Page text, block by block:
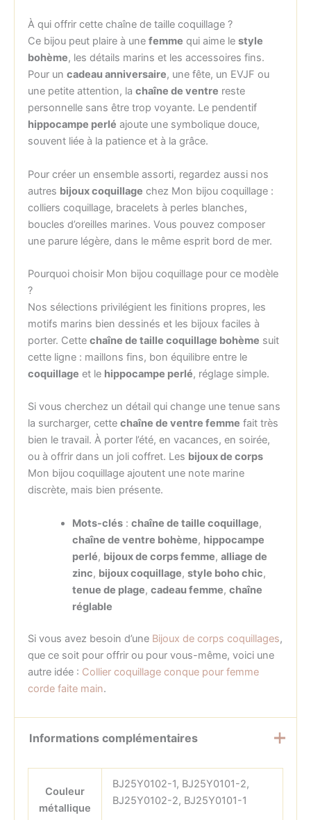
À qui offrir cette chaîne de taille coquillage ?
Ce bijou peut plaire à une femme qui aime le style
bohème, les détails marins et les accessoires fins.
Pour un cadeau anniversaire, une fête, un EVJF ou
une petite attention, la chaîne de ventre reste
personnelle sans être trop voyante. Le pendentif
hippocampe perlé ajoute une symbolique douce,
souvent liée à la patience et à la grâce.
Pour créer un ensemble assorti, regardez aussi nos
autres bijoux coquillage chez Mon bijou coquillage :
colliers coquillage, bracelets à perles blanches,
boucles d’oreilles marines. Vous pouvez composer
une parure légère, dans le même esprit bord de mer.
Pourquoi choisir Mon bijou coquillage pour ce modèle
?
Nos sélections privilégient les finitions propres, les
motifs marins bien dessinés et les bijoux faciles à
porter. Cette chaîne de taille coquillage bohème suit
cette ligne : maillons fins, bon équilibre entre le
coquillage et le hippocampe perlé, réglage simple.
Si vous cherchez un détail qui change une tenue sans
la surcharger, cette chaîne de ventre femme fait très
bien le travail. À porter l’été, en vacances, en soirée,
ou à offrir dans un joli coffret. Les bijoux de corps
Mon bijou coquillage ajoutent une note marine
discrète, mais bien présente.
Mots-clés: chaîne de taille coquillage,
chaîne de ventre bohème, hippocampe
perlé, bijoux de corps femme, alliage de
zinc, bijoux coquillage, style boho chic,
tenue de plage, cadeau femme, chaîne
réglable
Si vous avez besoin d’une Bijoux de corps coquillages,
que ce soit pour offrir ou pour vous-même, voici une
autre idée : Collier coquillage conque pour femme
corde faite main.
Informations complémentaires
Couleur
métallique
BJ25Y0102-1, BJ25Y0101-2,
BJ25Y0102-2, BJ25Y0101-1